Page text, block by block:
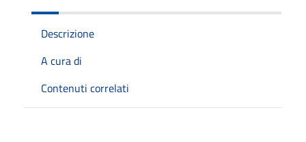
Descrizione
A cura di
Contenuti correlati